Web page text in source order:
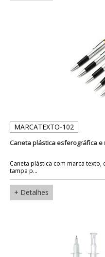
MARCATEXTO-102
Caneta plástica esferográfica e
Caneta plástica com marca
tampa p...
+ Detalhes